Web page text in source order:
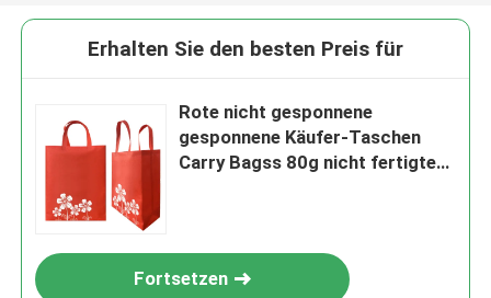
Erhalten Sie den besten Preis für
Rote nicht gesponnene
gesponnene Käufer-Taschen
Carry Bagss 80g nicht fertigten
Fortsetzen